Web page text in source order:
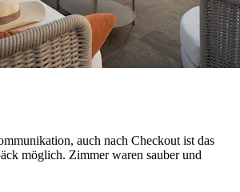
auch nach Checkout ist das
möglich. Zimmer waren sauber und